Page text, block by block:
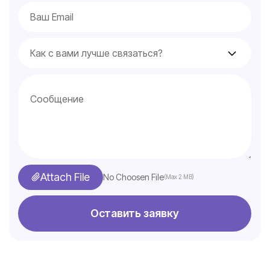
Attach File No Choosen File(Max 2 MB)
Оставить заявку